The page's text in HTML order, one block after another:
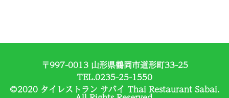
〒997-0013 山形県鶴岡市道形町33-25
TEL.0235-25-1550
©2020 タイレストラン サバイ Thai Restaurant Sabai.